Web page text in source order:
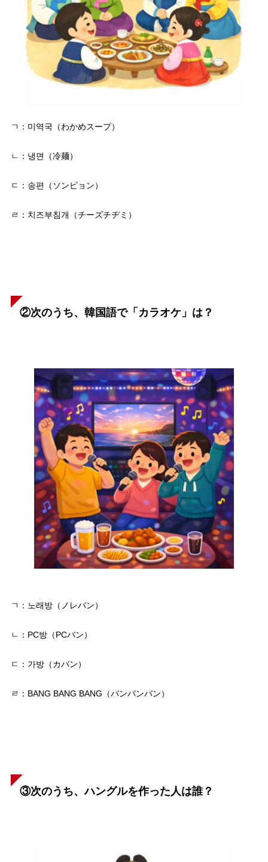
ㄱ：미역국（わかめスープ）
ㄴ：냉면（冷麺）
ㄷ：송편（ソンピョン）
ㄹ：치즈부침개（チーズチヂミ）
②次のうち、韓国語で「カラオケ」は？
ㄱ：노래방（ノレバン）
ㄴ：PC방（PCバン）
ㄷ：가방（カバン）
ㄹ：BANG BANG BANG（バンバンバン）
③次のうち、ハングルを作った人は誰？